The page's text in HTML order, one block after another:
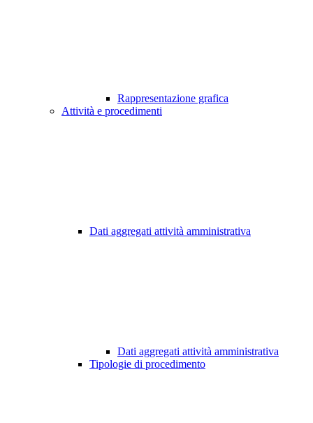
Rappresentazione grafica
Attività e procedimenti
Dati aggregati attività amministrativa
Dati aggregati attività amministrativa
Tipologie di procedimento